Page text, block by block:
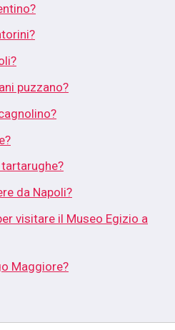
puzzano?
da Napoli?
visitare il Museo Egizio a
Maggiore?